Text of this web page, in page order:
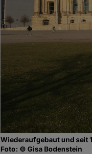
Wiederaufgebaut und seit
Foto: © Gisa Bodenstein